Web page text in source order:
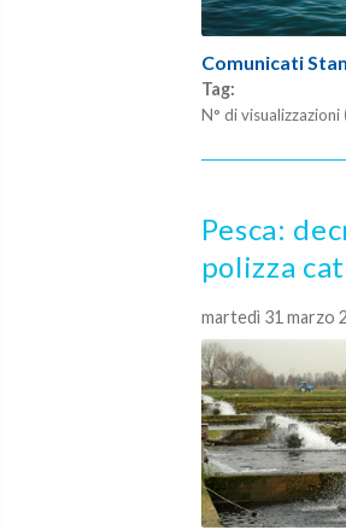
Comunicati
Tag:
N° di visualizzazioni
Pesca:
polizza
martedì 31 marzo